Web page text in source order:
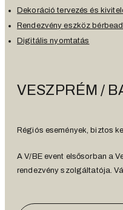
Dekoráció tervezés és
Rendezvény eszköz
Digitális nyomtatás
VESZPRÉM /
Régiós események, biztos
A V/BE event elsősorban a
rendezvény szolgáltatója.